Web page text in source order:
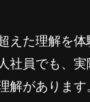
えた理解を
社員でも、
解があります。